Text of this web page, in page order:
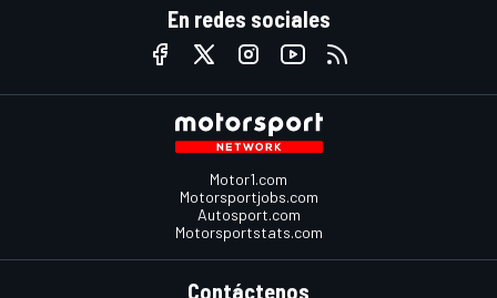
En redes sociales
Motor1.com
Motorsportjobs.com
Autosport.com
Motorsportstats.com
Contáctenos